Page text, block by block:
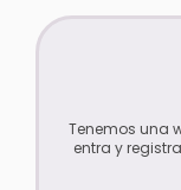
Tenemos una
entra y